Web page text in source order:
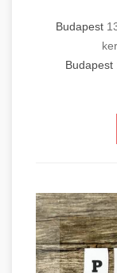
Budapest
Budapest